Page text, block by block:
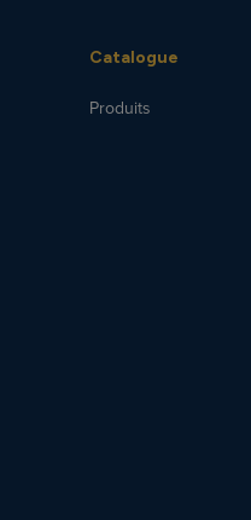
Catalogue
Produits